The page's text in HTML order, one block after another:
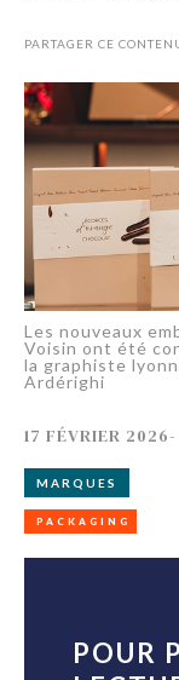
PARTAGER CE
Les nouveaux
Voisin ont été
la graphiste
Ardérighi
17 FÉVRIER 2026-
MARQUES
PACKAGING
POUR